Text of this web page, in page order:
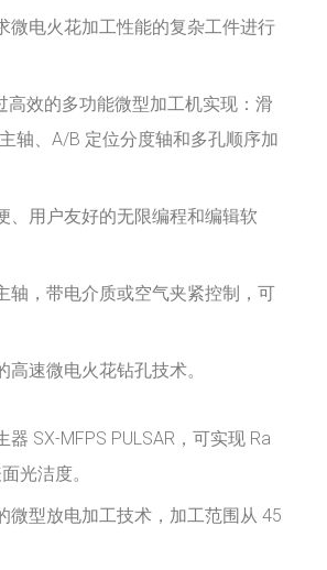
微电火花加工性能的复杂工件进行
高效的多功能微型加工机实现：滑
轴、A/B 定位分度轴和多孔顺序加
、用户友好的无限编程和编辑软
轴，带电介质或空气夹紧控制，可
速微电火花钻孔技术。
SX-MFPS PULSAR，可实现 Ra
光洁度。
微型放电加工技术，加工范围从 45